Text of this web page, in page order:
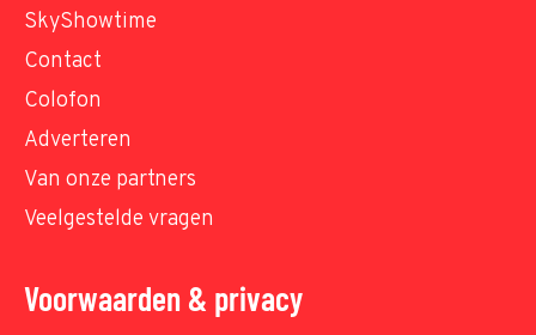
SkyShowtime
Contact
Colofon
Adverteren
Van onze partners
Veelgestelde vragen
Voorwaarden & privacy